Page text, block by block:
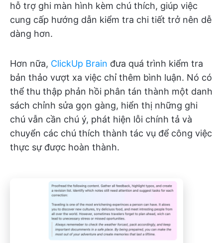
hỗ trợ ghi màn hình kèm chú thích, giúp việc
cung cấp hướng dẫn kiểm tra chi tiết trở nên dễ
dàng hơn.
Hơn nữa, ClickUp Brain đưa quá trình kiểm tra
bản thảo vượt xa việc chỉ thêm bình luận. Nó có
thể thu thập phản hồi phân tán thành một danh
sách chỉnh sửa gọn gàng, hiển thị những ghi
chú vẫn cần chú ý, phát hiện lỗi chính tả và
chuyển các chú thích thành tác vụ để công việc
thực sự được hoàn thành.